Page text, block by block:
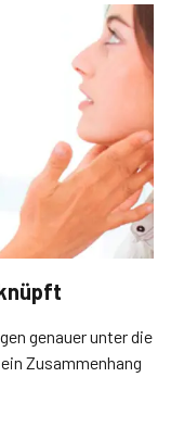
genauer unter die
Zusammenhang